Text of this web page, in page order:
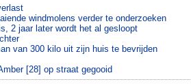
windmolens verder te onderzoeken
2 jaar later wordt het al gesloopt
van 300 kilo uit zijn huis te bevrijden
[28] op straat gegooid